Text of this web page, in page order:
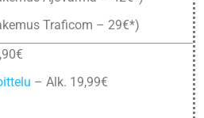
Traficom – 29€*)
– Alk. 19,99€